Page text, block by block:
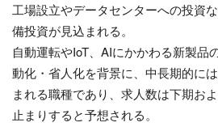
工場設立やデータセンターへの投資
備投資が見込まれる。
自動運転やIoT、AIにかかわる新製品
動化・省人化を背景に、中長期的に
まれる職種であり、求人数は下期お
止まりすると予想される。